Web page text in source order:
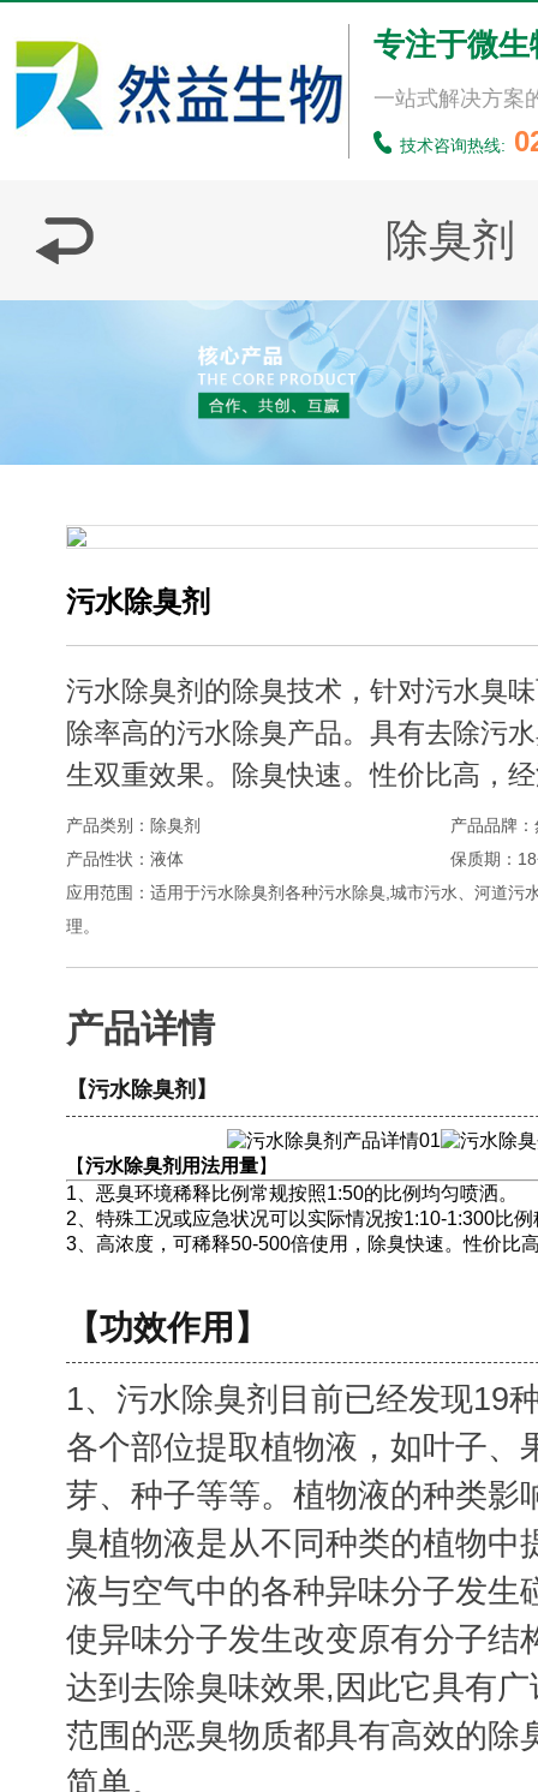
专注于微
一站式解决方案
技术咨询热线:
除臭剂
污水除臭剂
污水除臭剂的除臭技术，针对污水臭
除率高的污水除臭产品。具有去除污
生双重效果。除臭快速。性价比高，
产品类别：除臭剂
产品品牌
产品性状：液体
保质期：
应用范围：适用于污水除臭剂各种污水除臭,城市污水、河道污
理。
产品详情
【污水除臭剂】
【污水除臭剂用法用量】
1、恶臭环境稀释比例常规按照1:50的比例均匀喷洒。
2、特殊工况或应急状况可以实际情况按1:10-1:300比
3、高浓度，可稀释50-500倍使用，除臭快速。性价比
【功效作用】
1、污水除臭剂目前已经发现19
各个部位提取植物液，如叶子、
芽、种子等等。植物液的种类影
臭植物液是从不同种类的植物中
液与空气中的各种异味分子发生
使异味分子发生改变原有分子结
达到去除臭味效果,因此它具有
范围的恶臭物质都具有高效的除
简单。